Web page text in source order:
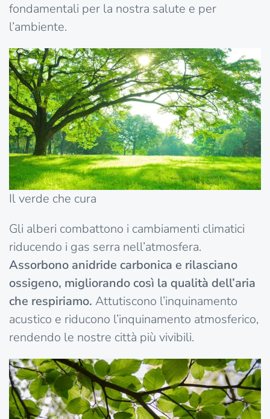
fondamentali per la nostra salute e per
l’ambiente.
Il verde che cura
Gli alberi combattono i cambiamenti climatici
riducendo i gas serra nell’atmosfera.
Assorbono anidride carbonica e rilasciano
ossigeno, migliorando così la qualità dell’aria
che respiriamo. Attutiscono l’inquinamento
acustico e riducono l’inquinamento atmosferico,
rendendo le nostre città più vivibili.